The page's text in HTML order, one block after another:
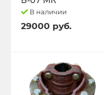
В наличии
29000 руб.